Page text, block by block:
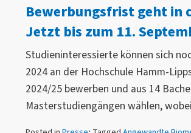
Bewerbungsfrist geht in
Jetzt bis zum 11.
Studieninteressierte können sich
2024 an der Hochschule Hamm-
2024/25 bewerben und aus 14
Masterstudiengängen wählen,